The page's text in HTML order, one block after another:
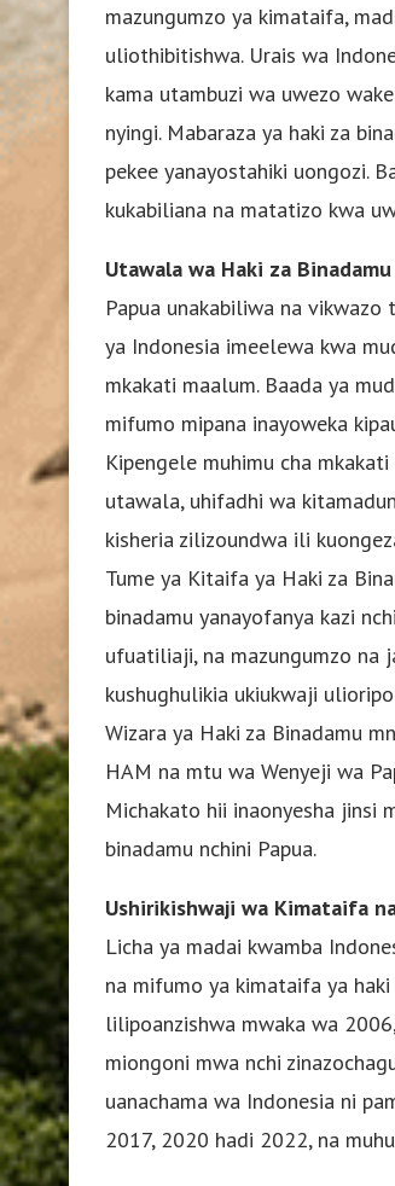
mazungumzo ya kimataifa,
uliothibitishwa. Urais wa
kama utambuzi wa uwezo
nyingi. Mabaraza ya haki za
pekee yanayostahiki uongozi.
kukabiliana na matatizo kwa
Utawala wa Haki za
Papua unakabiliwa na
ya Indonesia imeelewa kwa
mkakati maalum. Baada ya
mifumo mipana inayoweka
Kipengele muhimu cha
utawala, uhifadhi wa
kisheria zilizoundwa ili
Tume ya Kitaifa ya Haki za
binadamu yanayofanya kazi
ufuatiliaji, na mazungumzo na
kushughulikia ukiukwaji
Wizara ya Haki za Binadamu
HAM na mtu wa Wenyeji wa
Michakato hii inaonyesha jinsi
binadamu nchini Papua.
Ushirikishwaji wa Kimataifa
Licha ya madai kwamba
na mifumo ya kimataifa ya
lilipoanzishwa mwaka wa
miongoni mwa nchi
uanachama wa Indonesia ni
2017, 2020 hadi 2022, na